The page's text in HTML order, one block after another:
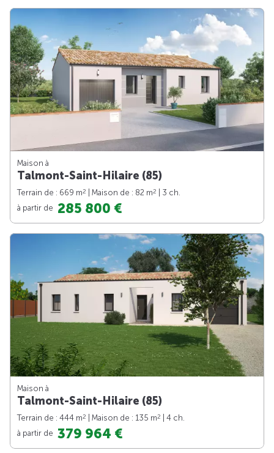
Maison à
Talmont-Saint-Hilaire (85)
Terrain de : 669 m2 | Maison de : 82 m2
| 3 ch.
à partir de 285 800 €
Maison à
Talmont-Saint-Hilaire (85)
Terrain de : 444 m2 | Maison de : 135 m2
| 4 ch.
à partir de 379 964 €